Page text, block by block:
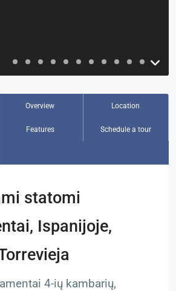
Overview Location
Features Schedule a tour
statomi
Ispanijoje,
4-ių kambarių,